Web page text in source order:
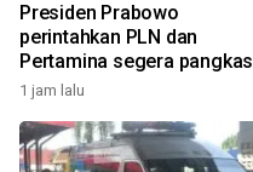
Presiden Prabowo
perintahkan PLN dan
Pertamina segera pangkas
anak-cucu perusahaan
1 jam lalu